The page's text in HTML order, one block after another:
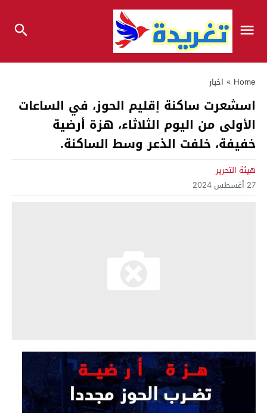
Home
» اخبار
اسشعرت ساكنة إقليم الحوز، في الساعات
الأولى من اليوم الثلاثاء، هزة أرضية
خفيفة، خلفت الذعر وسط الساكنة.
هيئة التحرير
27 أغسطس 2024